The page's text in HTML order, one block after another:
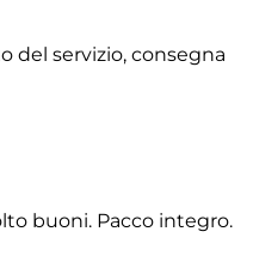
del servizio, consegna
buoni. Pacco integro.